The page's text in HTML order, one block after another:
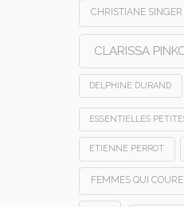
CHRISTIANE SINGER
CLARISSA
DELPHINE DURAND
ESSENTIELLES
ETIENNE PERROT
FEMMES QUI